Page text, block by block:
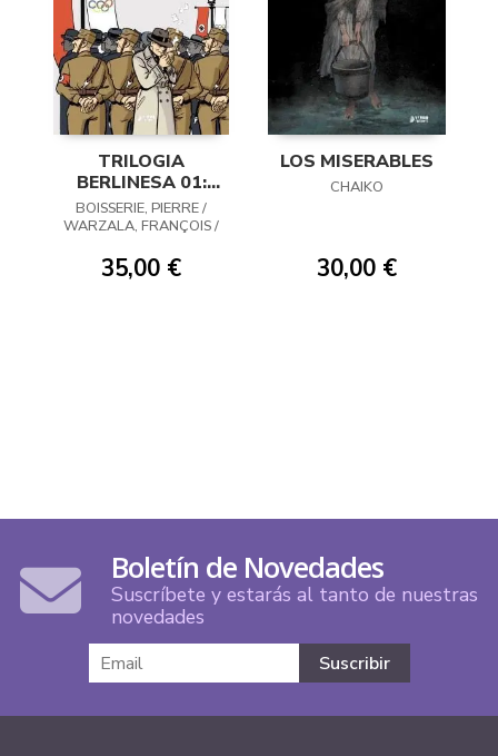
TRILOGIA
BERLINESA 01:
VIOLETAS DE
MARZO
BOISSERIE, PIERRE /
WARZALA, FRANÇOIS /
35,00 €
LOS MISERABLES
CHAIKO
30,00 €
Boletín de Novedades
Suscríbete y estarás al tanto de nuestras
novedades